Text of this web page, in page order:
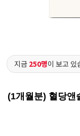
지금 250명이 보고 있
(1개월분) 혈당앤